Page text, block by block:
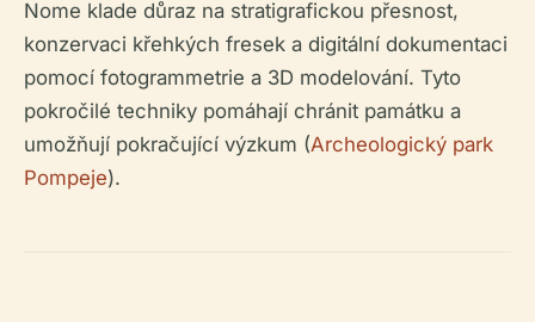
Nome klade důraz na stratigrafickou přesnost,
konzervaci křehkých fresek a digitální dokumentaci
pomocí fotogrammetrie a 3D modelování. Tyto
pokročilé techniky pomáhají chránit památku a
umožňují pokračující výzkum (Archeologický park
Pompeje).